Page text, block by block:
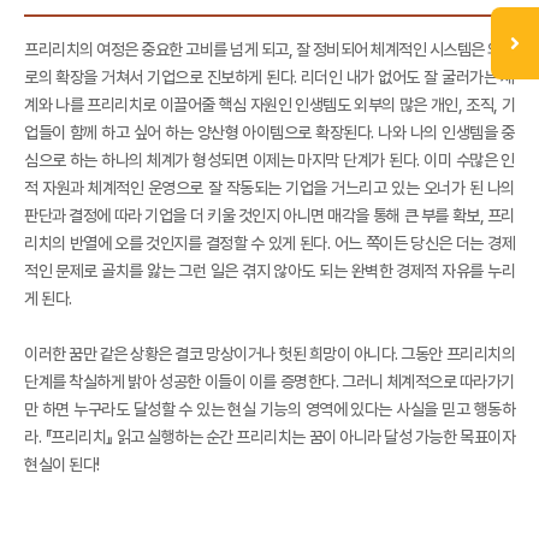
프리리치의 여정은 중요한 고비를 넘게 되고, 잘 정비되어 체계적인 시스템은 외부
로의 확장을 거쳐서 기업으로 진보하게 된다. 리더인 내가 없어도 잘 굴러가는 체
계와 나를 프리리치로 이끌어줄 핵심 자원인 인생템도 외부의 많은 개인, 조직, 기
업들이 함께 하고 싶어 하는 양산형 아이템으로 확장된다. 나와 나의 인생템을 중
심으로 하는 하나의 체계가 형성되면 이제는 마지막 단계가 된다. 이미 수많은 인
적 자원과 체계적인 운영으로 잘 작동되는 기업을 거느리고 있는 오너가 된 나의
판단과 결정에 따라 기업을 더 키울 것인지 아니면 매각을 통해 큰 부를 확보, 프리
리치의 반열에 오를 것인지를 결정할 수 있게 된다. 어느 쪽이든 당신은 더는 경제
적인 문제로 골치를 앓는 그런 일은 겪지 않아도 되는 완벽한 경제적 자유를 누리
게 된다.
이러한 꿈만 같은 상황은 결코 망상이거나 헛된 희망이 아니다. 그동안 프리리치의
단계를 착실하게 밝아 성공한 이들이 이를 증명한다. 그러니 체계적으로 따라가기
만 하면 누구라도 달성할 수 있는 현실 기능의 영역에 있다는 사실을 믿고 행동하
라. 『프리리치』 읽고 실행하는 순간 프리리치는 꿈이 아니라 달성 가능한 목표이자
현실이 된다!